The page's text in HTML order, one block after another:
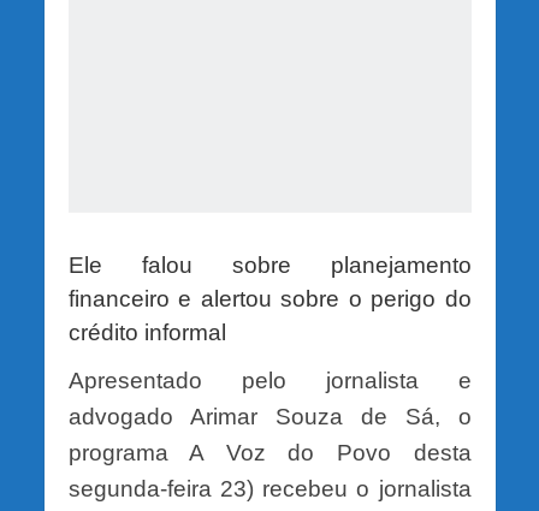
Ele falou sobre planejamento
financeiro e alertou sobre o perigo do
crédito informal
Apresentado pelo jornalista e
advogado Arimar Souza de Sá, o
programa A Voz do Povo desta
segunda-feira 23) recebeu o jornalista